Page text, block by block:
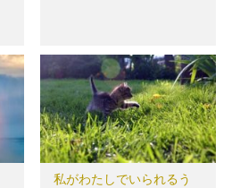
私がわたしでいられるう